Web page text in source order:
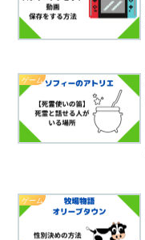
ゲーム
ゲーム